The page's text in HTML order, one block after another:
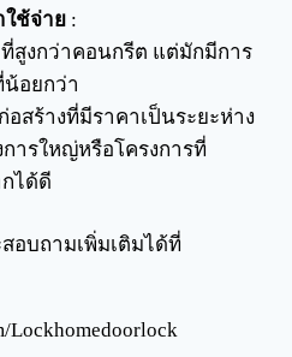
ช้จ่าย:
สูงกว่าคอนกรีต แต่มักมีการ
อยกว่า
สร้างที่มีราคาเป็นระยะห่าง
ารใหญ่หรือโครงการที่
ได้ดี
อบถามเพิ่มเติมได้ที่
Lockhomedoorlock